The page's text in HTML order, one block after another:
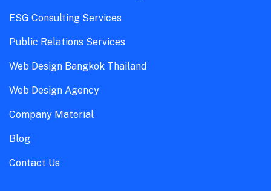
ESG Consulting Services
Public Relations Services
Web Design Bangkok Thailand
Web Design Agency
Company Material
Blog
Contact Us